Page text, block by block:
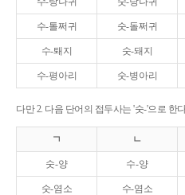
수-톨쩌귀 숫-돌쩌귀
수-퇘지 숫-돼지
수-평아리 숫-병아리
다만 2. 다음 단어의 접두사는 '숫-'으로 한
ㄱ ㄴ
숫-양 수-양
숫-염소 수-염소